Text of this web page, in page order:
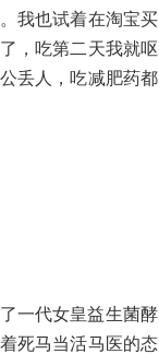
我也试着在淘宝买
，吃第二天我就呕
丢人，吃减肥药都
一代女皇益生菌酵
死马当活马医的态